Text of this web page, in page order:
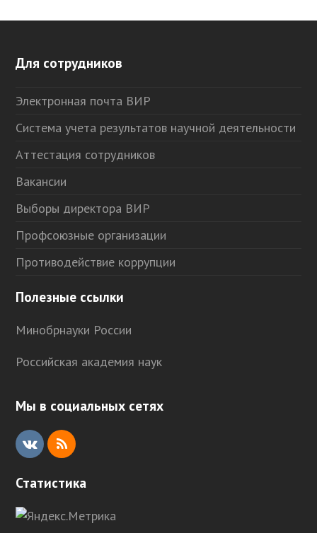
Для сотрудников
Электронная почта ВИР
Система учета результатов научной деятельности
Аттестация сотрудников
Вакансии
Выборы директора ВИР
Профсоюзные организации
Противодействие коррупции
Полезные ссылки
Минобрнауки России
Российская академия наук
Мы в социальных сетях
V
R
Статистика